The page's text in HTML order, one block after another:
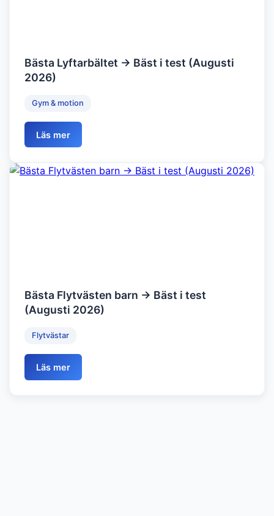
Bästa Lyftarbältet → Bäst i test (Augusti
2026)
Gym & motion
Läs mer
Bästa Flytvästen barn → Bäst i test
(Augusti 2026)
Flytvästar
Läs mer